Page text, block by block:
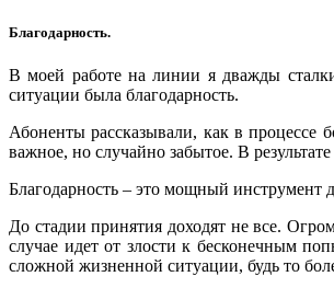
Благодарность.
В моей работе на линии я дважды
ситуации была благодарность.
Абоненты рассказывали, как в процессе
важное, но случайно забытое. В
Благодарность – это мощный инструмент
До стадии принятия доходят не все.
случае идет от злости к бесконечным
сложной жизненной ситуации, будь то